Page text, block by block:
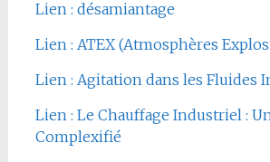
Lien : désamiantage
Lien : ATEX (Atmosphères
Lien : Agitation dans les Fluides
Lien : Le Chauffage Industriel :
Complexifié